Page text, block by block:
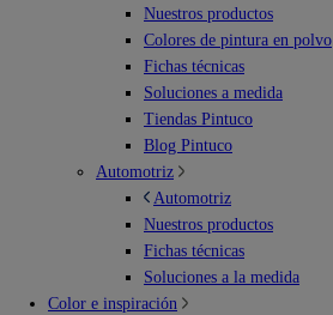
Nuestros productos
Colores de pintura en polvo
Fichas técnicas
Soluciones a medida
Tiendas Pintuco
Blog Pintuco
Automotriz
Automotriz
Nuestros productos
Fichas técnicas
Soluciones a la medida
Color e inspiración